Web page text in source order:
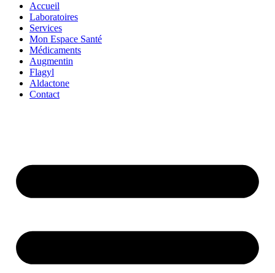
Accueil
Laboratoires
Services
Mon Espace Santé
Médicaments
Augmentin
Flagyl
Aldactone
Contact